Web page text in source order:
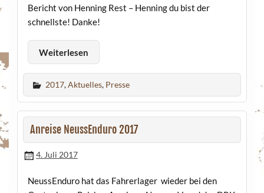
Bericht von Henning Rest – Henning du bist der
schnellste! Danke!
Weiterlesen
2017,Aktuelles, Presse
Anreise NeussEnduro 2017
4. Juli 2017
NeussEnduro hat das Fahrerlager wieder bei den